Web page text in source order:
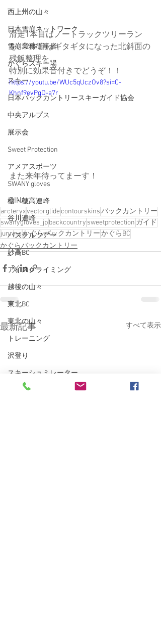
西上州の山々
日本雪崩ネットワーク
雪崩業務従事者
かぐらスキー場
スキー
日本バックカントリースキーガイド協会
中央アルプス
展示会
Sweet Protection
アメアスポーツ
SWANY gloves
槍・穂高連峰
谷川連峰
パステルツアー
妙高BC
アイスクライミング
越後の山々
東北BC
東北の山々
トレーニング
沢登り
スキーシュミレーター
滑走1本目はノートラックツリーラン
を、2本目はギタギタになった北斜面の
残飯整理を。
特別に効果音付きでどうぞ！！
https://youtu.be/WUc5qUczOv8?si=C-
Khnf9evPgD-a7r
また来年待ってまーす！
RINA
arcteryxvectorglidecontourskinsバックカントリー
swanygloves_jpbackcountry sweetprotection ガイド
junrinaかぐらバックカントリーかぐらBC
かぐらバックカントリー
最新記事 すべて表示